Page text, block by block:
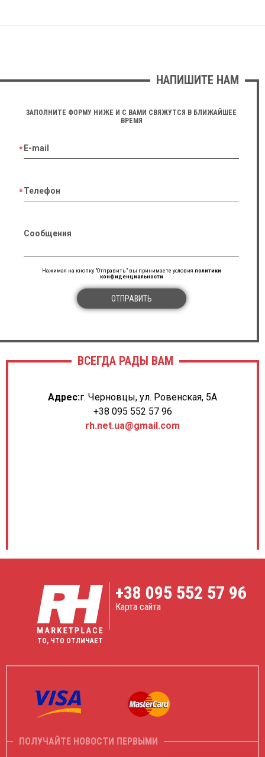
НАПИШИТЕ НАМ
ЗАПОЛНИТЕ ФОРМУ НИЖЕ И С ВАМИ СВЯЖУТСЯ В БЛИЖАЙШЕЕ
ВРЕМЯ
E-mail
Телефон
Сообщения
Нажимая на кнопку "Отправить" вы принимаете условия политики
конфиденциальности
ОТПРАВИТЬ
ВСЕГДА РАДЫ ВАМ
Адрес:г. Черновцы, ул. Ровенская, 5А
+38 095 552 57 96
rh.net.ua@gmail.com
ТО, ЧТО ОТЛИЧАЕТ
+38 095 552 57 96
Карта сайта
ПОЛУЧАЙТЕ НОВОСТИ ПЕРВЫМИ